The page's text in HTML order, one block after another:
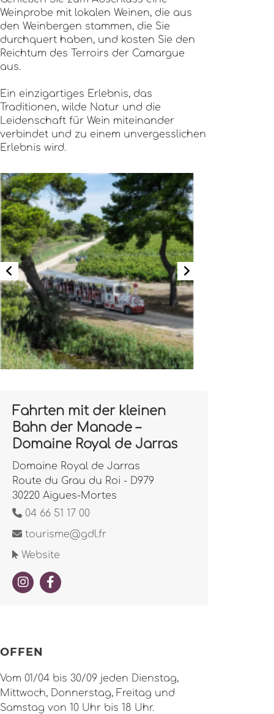
Weinprobe mit lokalen Weinen, die aus
den Weinbergen stammen, die Sie
durchquert haben, und kosten Sie den
Reichtum des Terroirs der Camargue
aus.
Ein einzigartiges Erlebnis, das
Traditionen, wilde Natur und die
Leidenschaft für Wein miteinander
verbindet und zu einem unvergesslichen
Erlebnis wird.
Fahrten mit der kleinen
Bahn der Manade –
Domaine Royal de Jarras
Domaine Royal de Jarras
Route du Grau du Roi - D979
30220 Aigues-Mortes
04 66 51 17 00
tourisme@gdl.fr
Website
OFFEN
Vom 01/04 bis 30/09 jeden Dienstag,
Mittwoch, Donnerstag, Freitag und
Samstag von 10 Uhr bis 18 Uhr.